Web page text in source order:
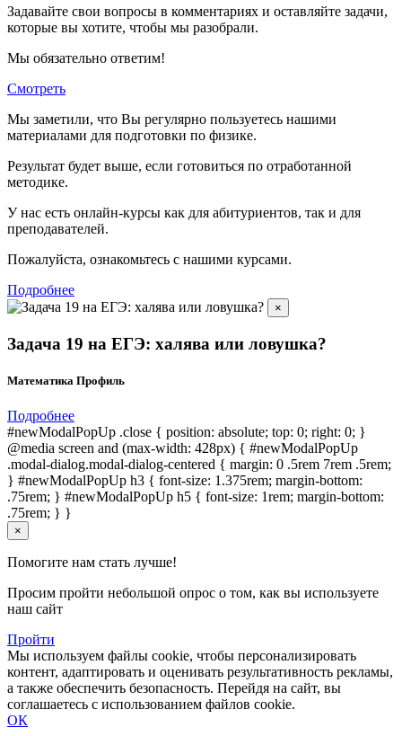
Задавайте свои вопросы в комментариях и оставляйте задачи,
которые вы хотите, чтобы мы разобрали.
Мы обязательно ответим!
Смотреть
Мы заметили, что Вы регулярно пользуетесь нашими
материалами для подготовки по физике.
Результат будет выше, если готовиться по отработанной
методике.
У нас есть онлайн-курсы как для абитуриентов, так и для
преподавателей.
Пожалуйста, ознакомьтесь с нашими курсами.
Подробнее
×
Задача 19 на ЕГЭ: халява или ловушка?
Математика Профиль
Подробнее
#newModalPopUp .close { position: absolute; top: 0; right: 0; }
@media screen and (max-width: 428px) { #newModalPopUp
.modal-dialog.modal-dialog-centered { margin: 0 .5rem 7rem .5rem;
} #newModalPopUp h3 { font-size: 1.375rem; margin-bottom:
.75rem; } #newModalPopUp h5 { font-size: 1rem; margin-bottom:
.75rem; } }
×
Помогите нам стать лучше!
Просим пройти небольшой опрос о том, как вы используете
наш сайт
Пройти
Мы используем файлы cookie, чтобы персонализировать
контент, адаптировать и оценивать результативность рекламы,
а также обеспечить безопасность. Перейдя на сайт, вы
соглашаетесь с использованием файлов cookie.
ОК